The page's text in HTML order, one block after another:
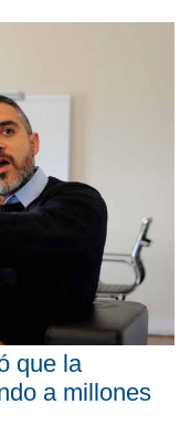
que la
a millones